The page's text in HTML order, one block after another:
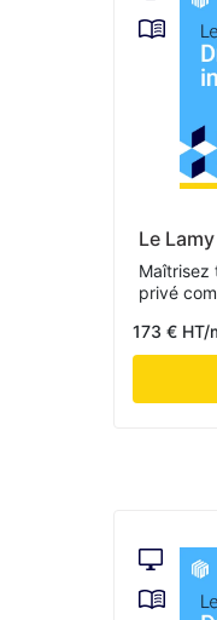
Le
Maîtrisez
privé
173 € HT/